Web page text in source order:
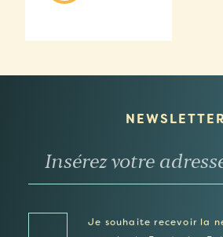
Je souhaite recevoir la